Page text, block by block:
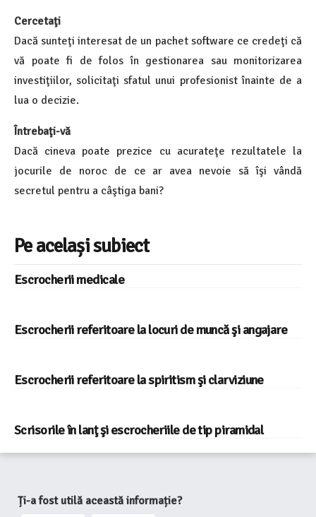
Cercetaţi
Dacă sunteţi interesat de un pachet software ce credeţi că
vă poate fi de folos în gestionarea sau monitorizarea
investiţiilor, solicitaţi sfatul unui profesionist înainte de a
lua o decizie.
Întrebaţi-vă
Dacă cineva poate prezice cu acurateţe rezultatele la
jocurile de noroc de ce ar avea nevoie să îşi vândă
secretul pentru a câştiga bani?
Pe același subiect
Escrocherii medicale
Escrocherii referitoare la locuri de muncă şi angajare
Escrocherii referitoare la spiritism şi clarviziune
Scrisorile în lanţ şi escrocheriile de tip piramidal
Ți-a fost utilă această informație?